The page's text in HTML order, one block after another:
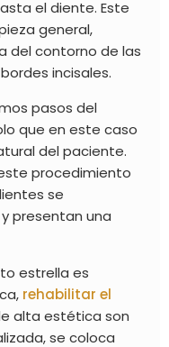
el diente. Este
general,
del contorno de las
incisales.
pasos del
que en este caso
del paciente.
procedimiento
se
presentan una
estrella es
rehabilitar el
alta estética son
se coloca